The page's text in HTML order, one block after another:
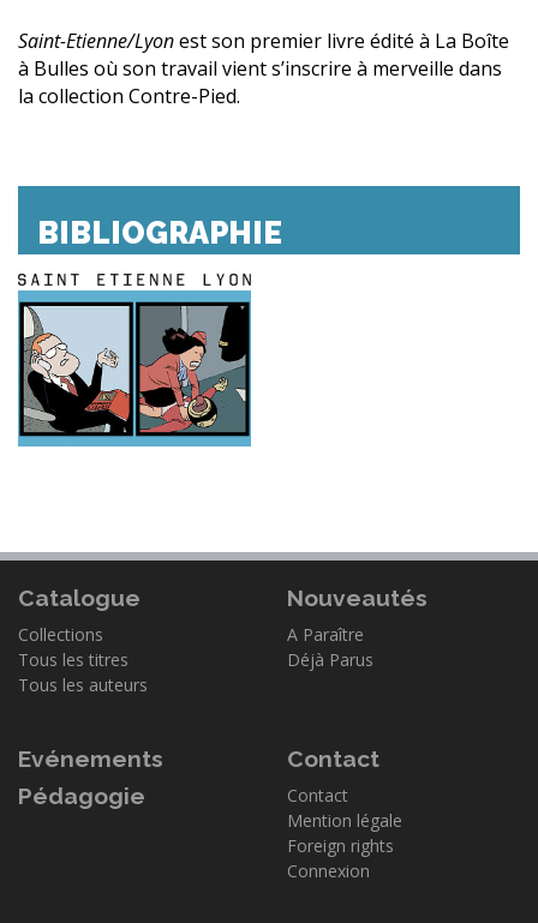
Saint-Etienne/Lyonest son premier livre édité à La Boîte
à Bulles où son travail vient s’inscrire à merveille dans
la collection Contre-Pied.
BIBLIOGRAPHIE
Catalogue
Collections
Tous les titres
Tous les auteurs
Nouveautés
A Paraître
Déjà Parus
Evénements
Pédagogie
Contact
Contact
Mention légale
Foreign rights
Connexion